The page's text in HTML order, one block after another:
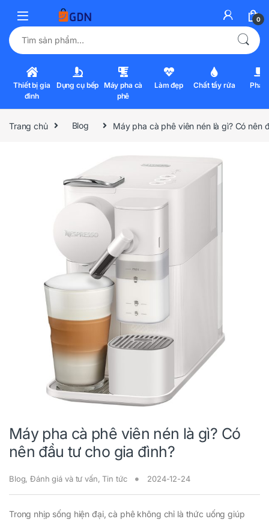
0
Tìm kiếm:
Thiết bị gia
đình
Dụng cụ bếp Máy pha cà
phê
Làm đẹp Chất tẩy rửa Pha
Trang chủ Blog Máy pha cà phê viên nén là gì? Có nên
Máy pha cà phê viên nén là gì? Có
nên đầu tư cho gia đình?
Blog,Đánh giá và tư vấn,Tin tức 2024-12-24
Trong nhịp sống hiện đại, cà phê không chỉ là thức uống giúp